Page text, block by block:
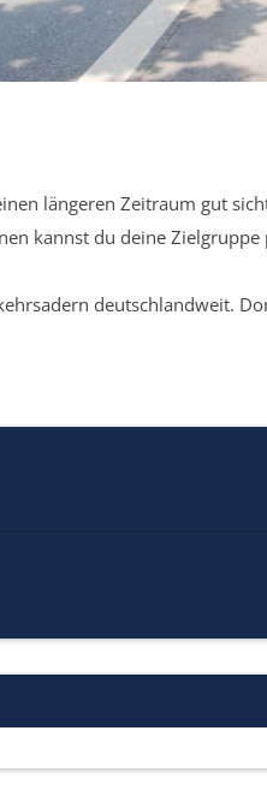
längeren Zeitraum gut
kannst du deine
deutschlandweit.